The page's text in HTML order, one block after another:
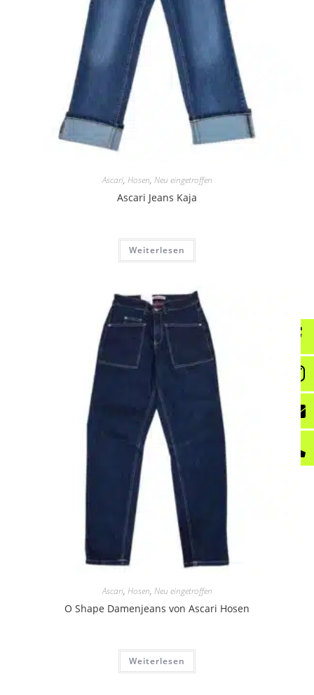
Ascari, Hosen, Neu eingetroffen
Ascari Jeans Kaja
Weiterlesen
Ascari, Hosen, Neu eingetroffen
O Shape Damenjeans von Ascari Hosen
Weiterlesen